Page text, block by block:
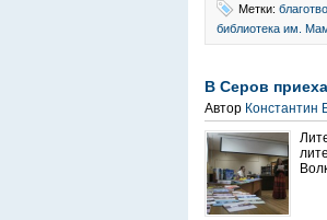
Метки:
библиотека им.
В Серов
Автор Константин